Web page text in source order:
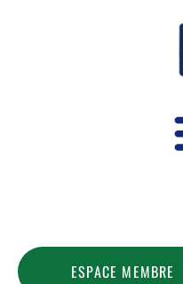
ESPACE MEMBRE